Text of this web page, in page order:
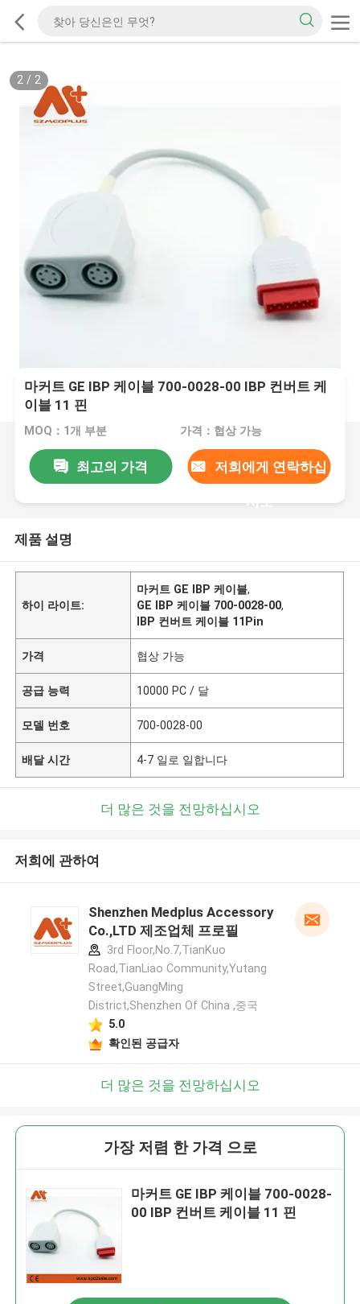
2/ 2
마커트 GE IBP 케이블 700-0028-00 IBP 컨버트 케
이블 11 핀
MOQ：1개 부분 가격：협상 가능
최고의 가격 저희에게 연락하십
시오
제품 설명
하이 라이트:
마커트 GE IBP 케이블,
GE IBP 케이블 700-0028-00,
IBP 컨버트 케이블 11Pin
가격 협상 가능
공급 능력 10000 PC / 달
모델 번호 700-0028-00
배달 시간 4-7 일로 일합니다
더 많은 것을 전망하십시오
저희에 관하여
Shenzhen Medplus Accessory
Co.,LTD 제조업체 프로필
3rd Floor,No.7,TianKuo
Road,TianLiao Community,Yutang
Street,GuangMing
District,Shenzhen Of China ,중국
5.0
확인된 공급자
더 많은 것을 전망하십시오
가장 저렴 한 가격 으로
마커트 GE IBP 케이블 700-0028-
00 IBP 컨버트 케이블 11 핀